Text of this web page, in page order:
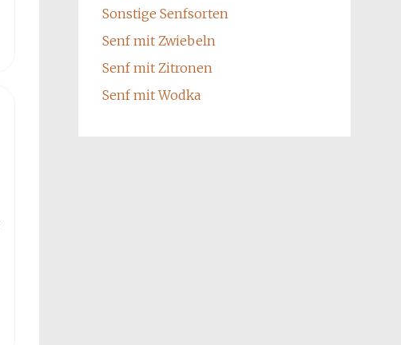
Sonstige Senfsorten
Senf mit Zwiebeln
Senf mit Zitronen
Senf mit Wodka